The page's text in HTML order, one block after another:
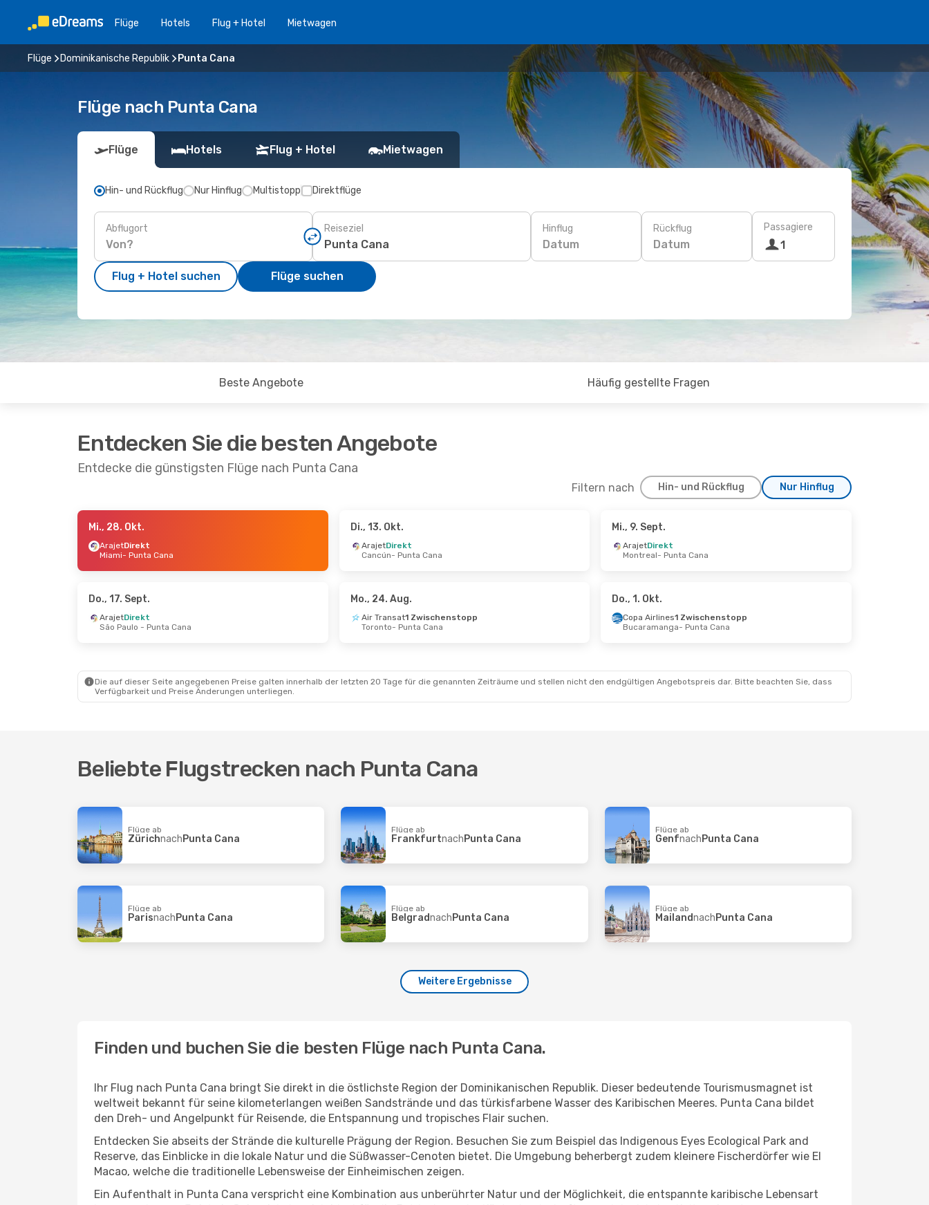
Flüge Hotels Flug + Hotel Mietwagen
Flüge Dominikanische Republik Punta Cana
Flüge nach Punta Cana
Flüge Hotels Flug + Hotel Mietwagen
Hin- und Rückflug Nur Hinflug Multistopp Direktflüge
Abflugort Reiseziel Hinflug
Datum
Rückflug
Datum
Passagiere
1
Flug + Hotel suchen Flüge suchen
Beste Angebote Häufig gestellte Fragen
Entdecken Sie die besten Angebote
Entdecke die günstigsten Flüge nach Punta Cana
Filtern nach Hin- und Rückflug Nur Hinflug
- So., 13. Sept.
- Punta Cana
- Punta Cana
- Fr., 9. Okt.
1 Zwischenstopp
- Newark, NJ
- Do., 29. Okt.
Punta Cana - Guatemala-Stadt
- Do., 22. Okt.
Punta Cana
- Zürich
Mi., 28. Okt.
ArajetDirekt
Miami- Punta Cana
Di., 13. Okt.
ArajetDirekt
Cancún- Punta Cana
Mi., 9. Sept.
ArajetDirekt
Montreal- Punta Cana
Do., 17. Sept.
ArajetDirekt
São Paulo - Punta Cana
Mo., 24. Aug.
Air Transat1 Zwischenstopp
Toronto- Punta Cana
Do., 1. Okt.
Copa Airlines1 Zwischenstopp
Bucaramanga- Punta Cana
Die auf dieser Seite angegebenen Preise galten innerhalb der letzten 20 Tage für die genannten Zeiträume und stellen nicht den endgültigen Angebotspreis dar. Bitte beachten Sie, dass
Verfügbarkeit und Preise Änderungen unterliegen.
Beliebte Flugstrecken nach Punta Cana
Flüge ab
ZürichnachPunta Cana
Flüge ab
FrankfurtnachPunta Cana
Flüge ab
GenfnachPunta Cana
Flüge ab
ParisnachPunta Cana
Flüge ab
BelgradnachPunta Cana
Flüge ab
MailandnachPunta Cana
Weitere Ergebnisse
Finden und buchen Sie die besten Flüge nach Punta Cana.
Ihr Flug nach Punta Cana bringt Sie direkt in die östlichste Region der Dominikanischen Republik. Dieser bedeutende Tourismusmagnet ist
weltweit bekannt für seine kilometerlangen weißen Sandstrände und das türkisfarbene Wasser des Karibischen Meeres. Punta Cana bildet
den Dreh- und Angelpunkt für Reisende, die Entspannung und tropisches Flair suchen.
Entdecken Sie abseits der Strände die kulturelle Prägung der Region. Besuchen Sie zum Beispiel das Indigenous Eyes Ecological Park and
Reserve, das Einblicke in die lokale Natur und die Süßwasser-Cenoten bietet. Die Umgebung beherbergt zudem kleinere Fischerdörfer wie El
Macao, welche die traditionelle Lebensweise der Einheimischen zeigen.
Ein Aufenthalt in Punta Cana verspricht eine Kombination aus unberührter Natur und der Möglichkeit, die entspannte karibische Lebensart